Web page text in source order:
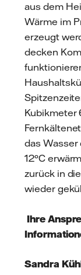
aus dem
Wärme im
erzeugt
decken
Kubikmeter
das Wasser
12°C
zurück in
wieder
Ihre
Sandra